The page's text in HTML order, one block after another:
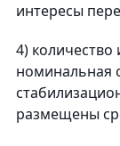
интересы
4)
номинальная
размещены